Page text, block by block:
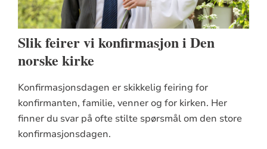
Slik feirer vi konfirmasjon i Den
norske kirke
Konfirmasjonsdagen er skikkelig feiring for
konfirmanten, familie, venner og for kirken. Her
finner du svar på ofte stilte spørsmål om den store
konfirmasjonsdagen.